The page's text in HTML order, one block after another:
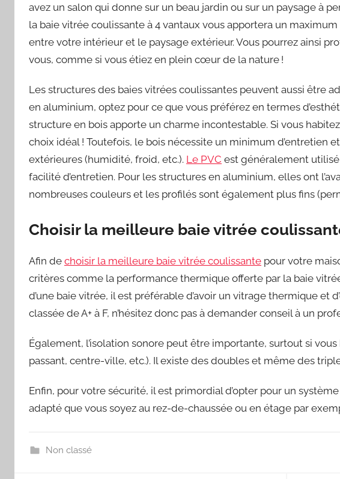
avez un salon qui donne sur un beau jardin ou sur un paysage à
la baie vitrée coulissante à 4 vantaux vous apportera un
entre votre intérieur et le paysage extérieur. Vous pourrez ainsi
vous, comme si vous étiez en plein cœur de la nature !
Les structures des baies vitrées coulissantes peuvent aussi être
en aluminium, optez pour ce que vous préférez en termes
structure en bois apporte un charme incontestable. Si vous
choix idéal ! Toutefois, le bois nécessite un minimum d’entretien
extérieures (humidité, froid, etc.). Le PVC est généralement utilisé
facilité d’entretien. Pour les structures en aluminium, elles ont
nombreuses couleurs et les profilés sont également plus fins
Choisir la meilleure baie vitrée
Afin de choisir la meilleure baie vitrée coulissante pour votre
critères comme la performance thermique offerte par la baie
d’une baie vitrée, il est préférable d’avoir un vitrage thermique et
classée de A+ à F, n’hésitez donc pas à demander conseil à un
Également, l’isolation sonore peut être importante, surtout si
passant, centre-ville, etc.). Il existe des doubles et même des
Enfin, pour votre sécurité, il est primordial d’opter pour un
adapté que vous soyez au rez-de-chaussée ou en étage par
Non classé